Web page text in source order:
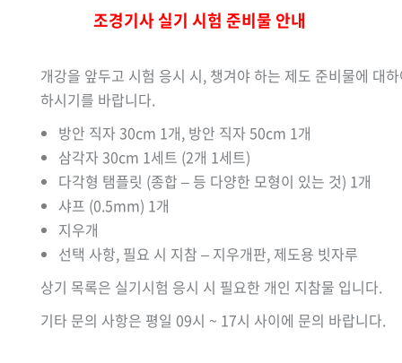
조경기사 실기 시험 준비물 안내
개강을 앞두고 시험 응시 시, 챙겨야 하는 제도 준비물에 대
하시기를 바랍니다.
방안 직자 30cm 1개, 방안 직자 50cm 1개
삼각자 30cm 1세트 (2개 1세트)
다각형 탬플릿 (종합 – 등 다양한 모형이 있는 것) 1개
샤프 (0.5mm) 1개
지우개
선택 사항, 필요 시 지참 – 지우개판, 제도용 빗자루
상기 목록은 실기시험 응시 시 필요한 개인 지참물 입니다.
기타 문의 사항은 평일 09시 ~ 17시 사이에 문의 바랍니다.